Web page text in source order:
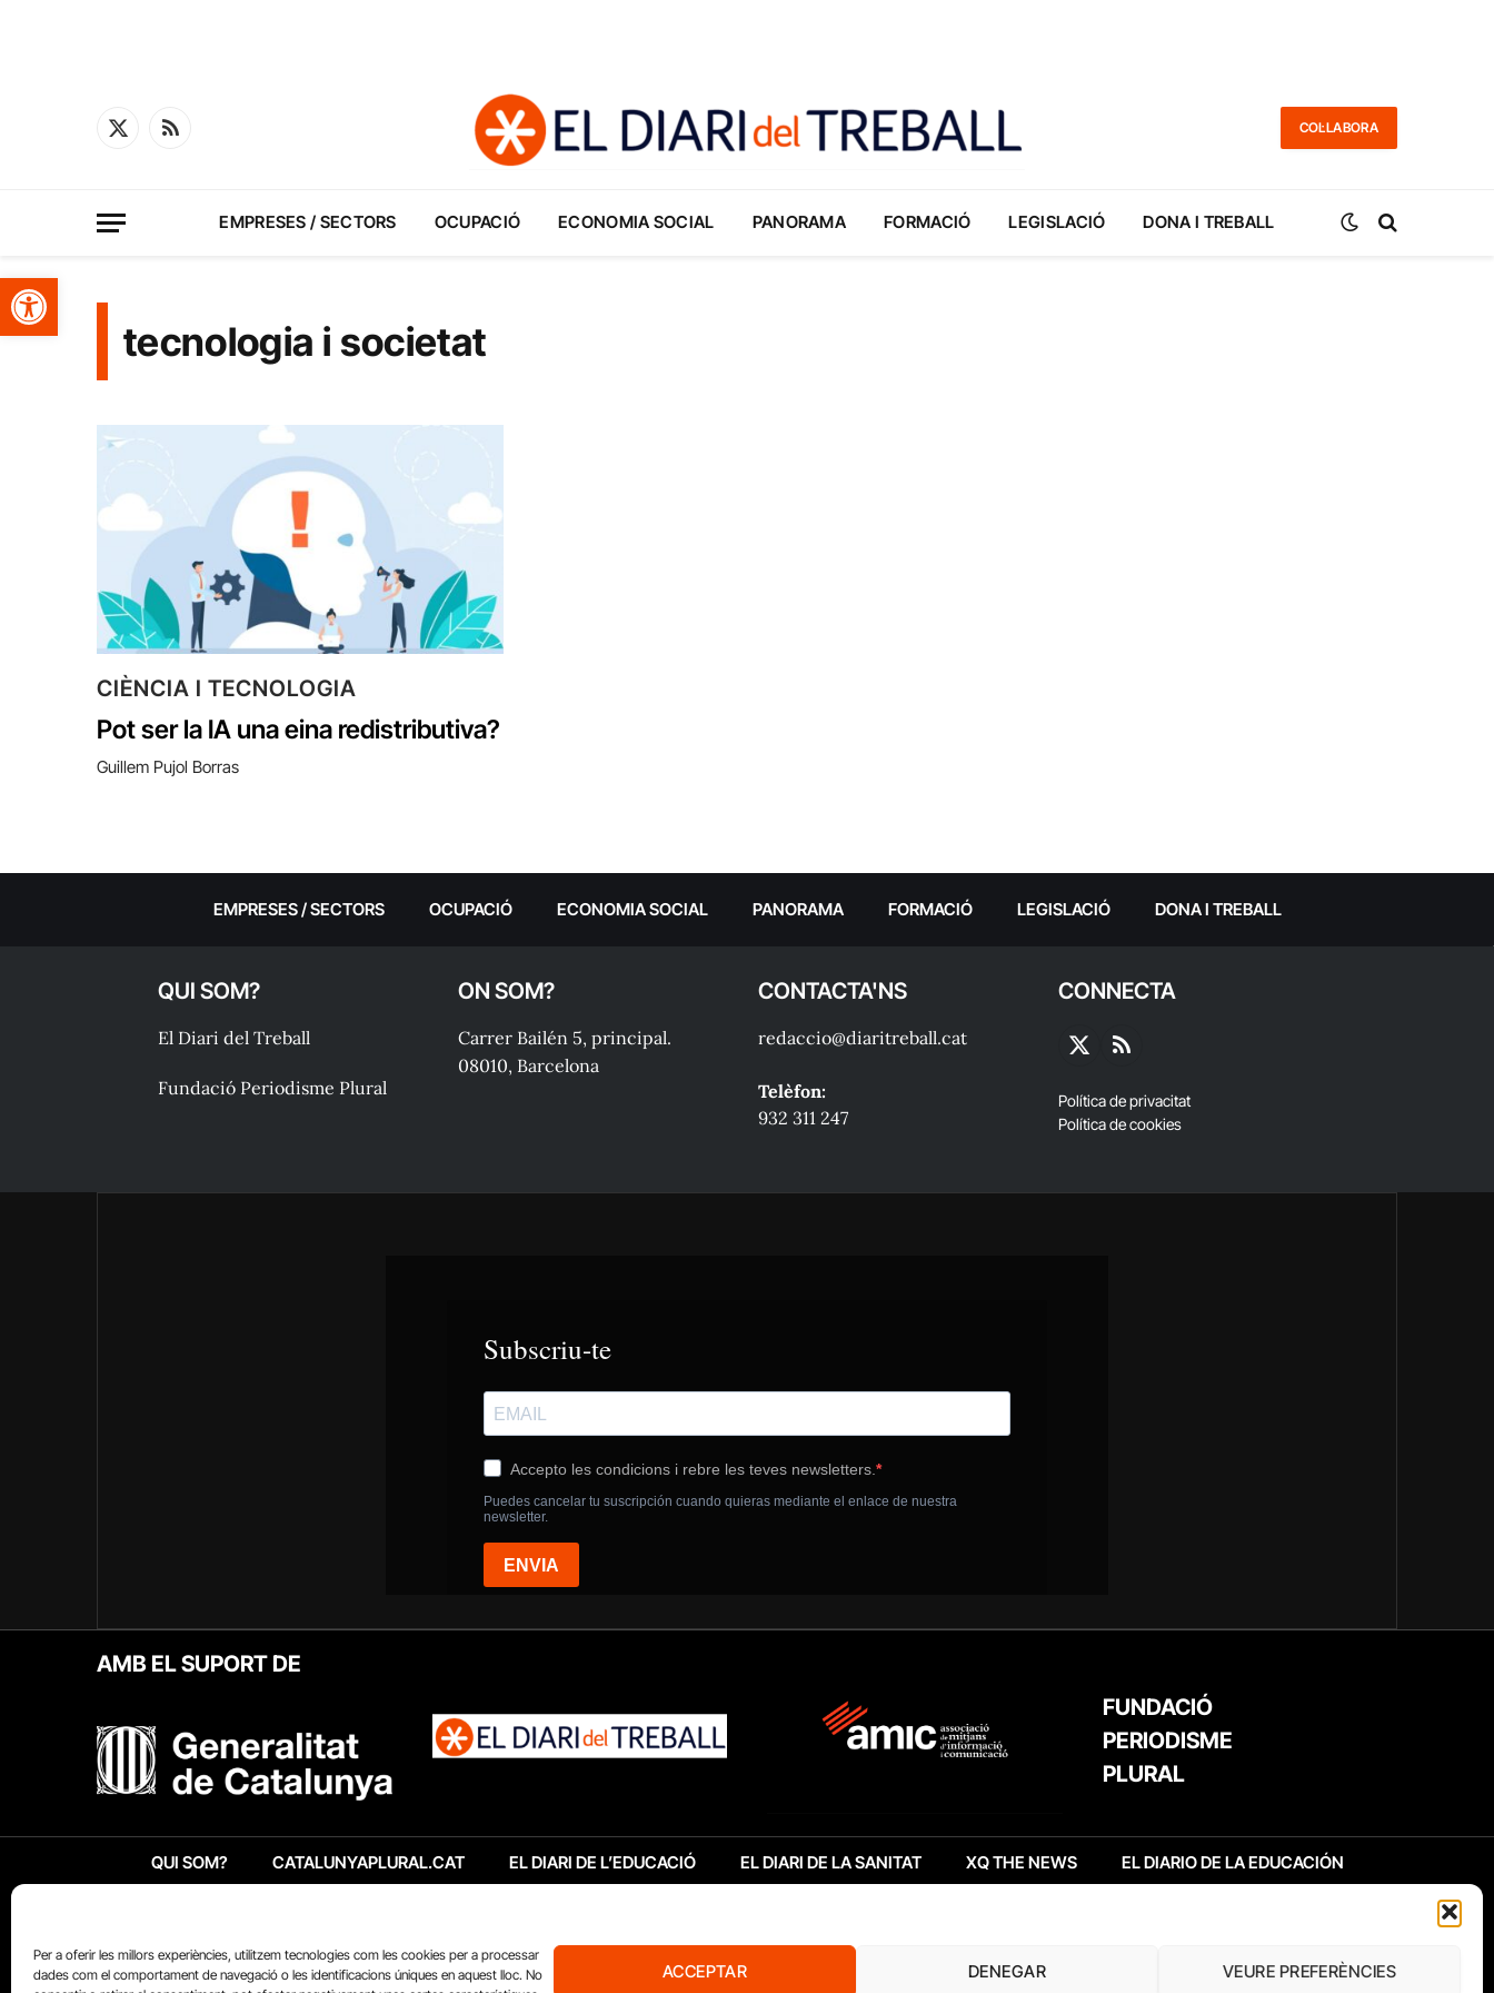
Obre la barra d'eines
Per a oferir les millors experiències, utilitzem tecnologies com les cookies per a processar
dades com el comportament de navegació o les identificacions úniques en aquest lloc. No
ACCEPTAR DENEGAR VEURE PREFERÈNCIES
X
RSS
COL·LABORA
EMPRESES / SECTORS OCUPACIÓ ECONOMIA SOCIAL PANORAMA FORMACIÓ LEGISLACIÓ DONA I TREBALL
tecnologia i societat
CIÈNCIA I TECNOLOGIA
Pot ser la IA una eina redistributiva?
Guillem Pujol Borras
EMPRESES / SECTORS OCUPACIÓ ECONOMIA SOCIAL PANORAMA FORMACIÓ LEGISLACIÓ DONA I TREBALL
QUI SOM?
El Diari del Treball
Fundació Periodisme Plural
ON SOM?
Carrer Bailén 5, principal.
08010, Barcelona
CONTACTA'NS
redaccio@diaritreball.cat
Telèfon:
932 311 247
CONNECTA
X
RSS
Política de privacitat
Política de cookies
AMB EL SUPORT DE
FUNDACIÓ
PERIODISME
PLURAL
QUI SOM? CATALUNYAPLURAL.CAT EL DIARI DE L’EDUCACIÓ EL DIARI DE LA SANITAT XQ THE NEWS EL DIARIO DE LA EDUCACIÓN